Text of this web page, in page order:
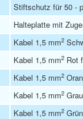
Stiftschutz für 50 -
Halteplatte mit
Kabel 1,5 mm2
Kabel 1,5 mm2 Rot
Kabel 1,5 mm2
Kabel 1,5 mm2
Kabel 1,5 mm2